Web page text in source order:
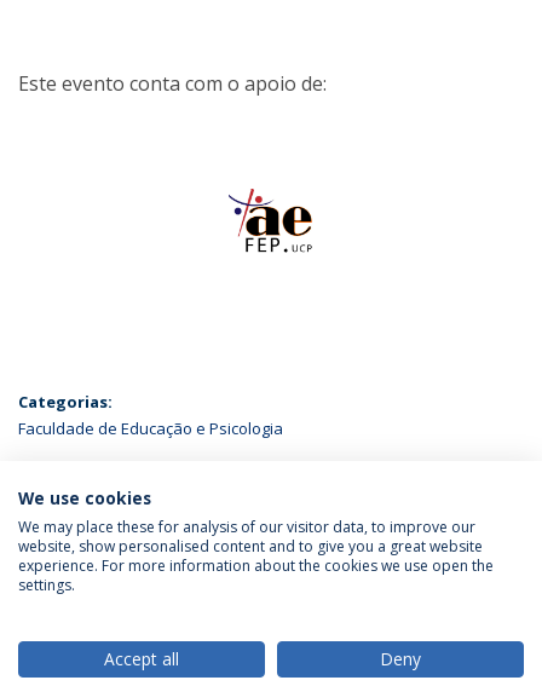
Este evento conta com o apoio de:
Categorias:
Faculdade de Educação e Psicologia
ÚLTIMAS NOTÍCIAS
Política de Privacidade
Termos & Condições
We use cookies
We may place these for analysis of our visitor data, to improve our
website, show personalised content and to give you a great website
experience. For more information about the cookies we use open the
settings.
Accept all Deny